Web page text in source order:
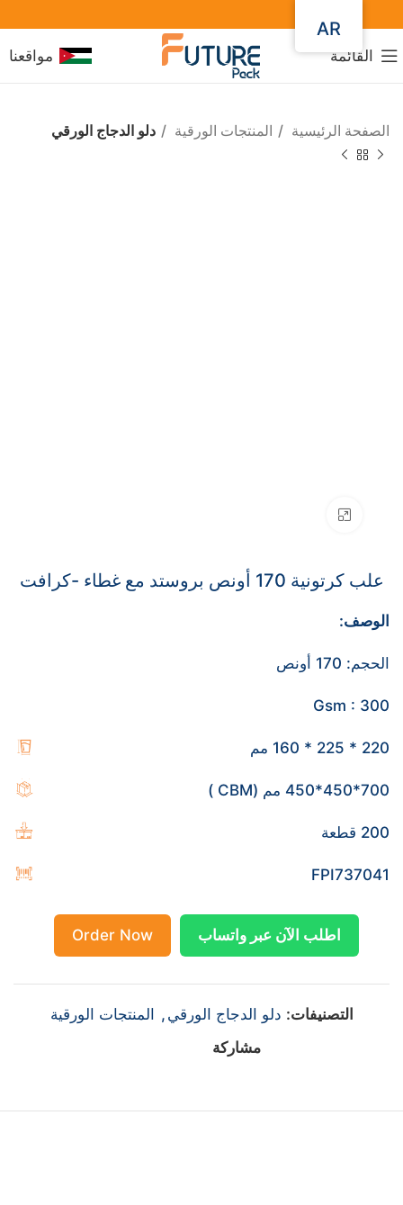
القائمة مواقعنا
الصفحة الرئيسية المنتجات الورقية دلو الدجاج الورقي
علب كرتونية 170 أونص بروستد مع غطاء -كرافت
الوصف:
الحجم: 170 أونص
Gsm : 300
220 * 225 * 160 مم
700*450*450 مم (CBM )
200 قطعة
FPI737041
اطلب الآن عبر واتساب Order Now
التصنيفات: دلو الدجاج الورقي ,
المنتجات الورقية
مشاركة
AR